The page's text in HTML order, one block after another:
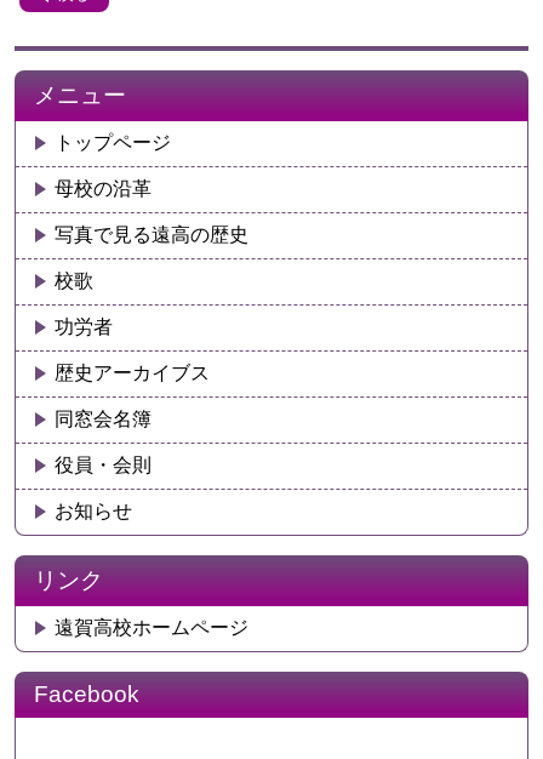
メニュー
トップページ
母校の沿革
写真で見る遠高の歴史
校歌
功労者
歴史アーカイブス
同窓会名簿
役員・会則
お知らせ
リンク
遠賀高校ホームページ
Facebook